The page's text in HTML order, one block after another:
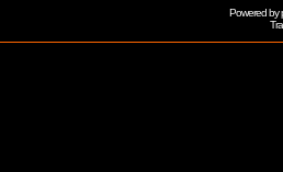
Powered by